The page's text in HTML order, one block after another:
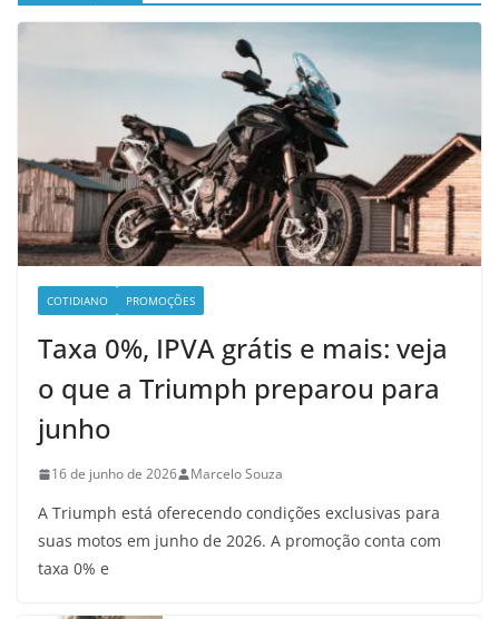
COTIDIANO PROMOÇÕES
Taxa 0%, IPVA grátis e mais: veja
o que a Triumph preparou para
junho
16 de junho de 2026 Marcelo Souza
A Triumph está oferecendo condições exclusivas para
suas motos em junho de 2026. A promoção conta com
taxa 0% e